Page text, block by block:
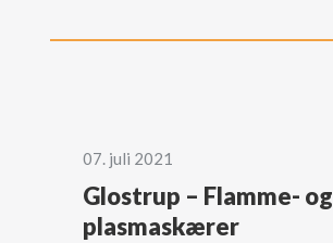
07. juli 2021
Glostrup – Flamme- og
plasmaskærer